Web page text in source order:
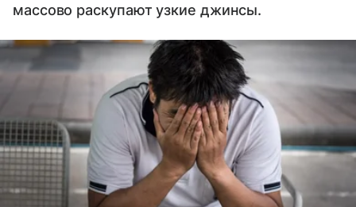
массово раскупают узкие джинсы.